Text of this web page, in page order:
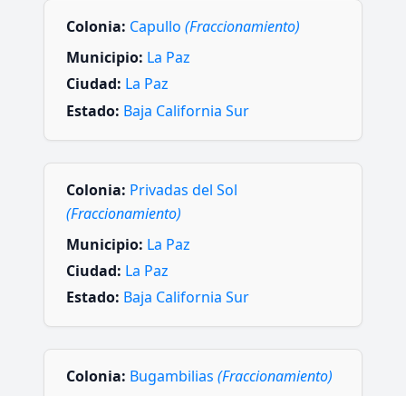
Colonia: Capullo (Fraccionamiento)
Municipio: La Paz
Ciudad: La Paz
Estado: Baja California Sur
Colonia: Privadas del Sol
(Fraccionamiento)
Municipio: La Paz
Ciudad: La Paz
Estado: Baja California Sur
Colonia: Bugambilias (Fraccionamiento)